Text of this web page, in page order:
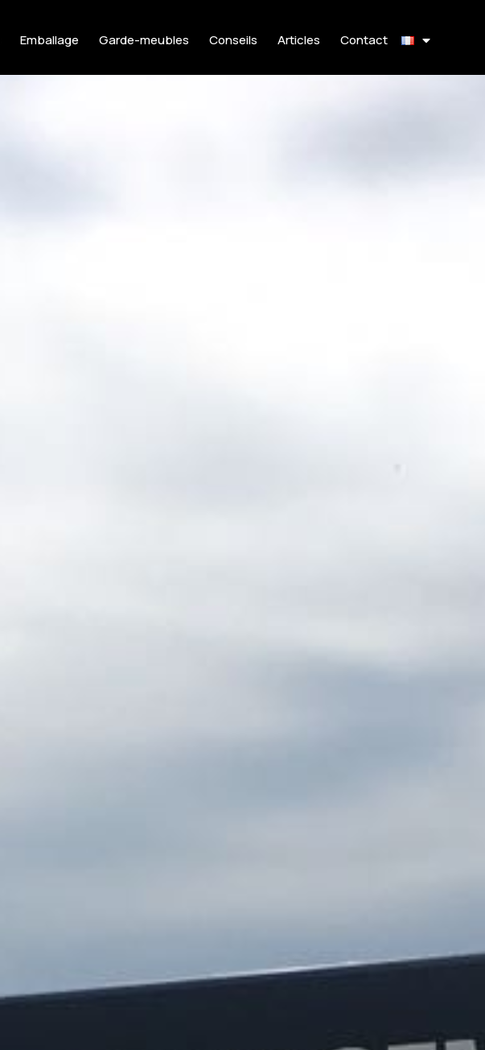
Emballage Garde-meubles Conseils Articles Contact